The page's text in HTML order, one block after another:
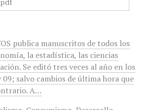
publica manuscritos de todos los
la estadística, las ciencias
Se editó tres veces al año en los
09; salvo cambios de última hora que
A…